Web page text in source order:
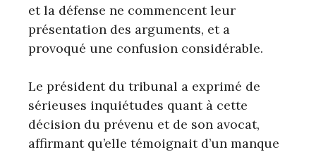
et la défense ne commencent leur
présentation des arguments, et a
provoqué une confusion considérable.
Le président du tribunal a exprimé de
sérieuses inquiétudes quant à cette
décision du prévenu et de son avocat,
affirmant qu’elle témoignait d’un manque